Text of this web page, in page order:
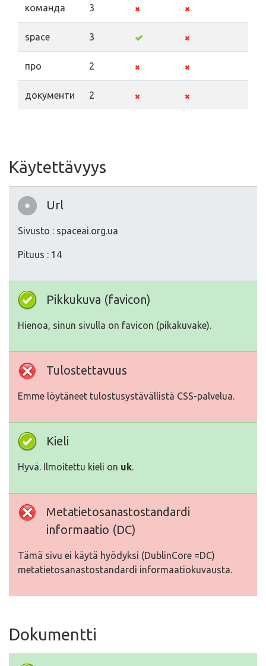
команда 3
space 3
про 2
документи 2
Käytettävyys
Url
Sivusto : spaceai.org.ua
Pituus : 14
Pikkukuva (favicon)
Hienoa, sinun sivulla on favicon (pikakuvake).
Tulostettavuus
Emme löytäneet tulostusystävällistä CSS-palvelua.
Kieli
Hyvä. Ilmoitettu kieli on uk.
Metatietosanastostandardi
informaatio (DC)
Tämä sivu ei käytä hyödyksi (DublinCore =DC)
metatietosanastostandardi informaatiokuvausta.
Dokumentti